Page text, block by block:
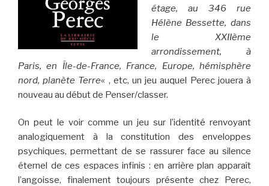
étage, au 346 rue
Hélène Bessette, dans
le XXIIème
arrondissement, à
Paris, en Île-de-France, France, Europe, hémisphère
nord, planète Terre« , etc, un jeu auquel Perec jouera à
nouveau au début de Penser/classer.
On peut le voir comme un jeu sur l’identité renvoyant
analogiquement à la constitution des enveloppes
psychiques, permettant de se rassurer face au silence
éternel de ces espaces infinis : en arrière plan apparaît
l’angoisse, finalement toujours présente chez Perec,